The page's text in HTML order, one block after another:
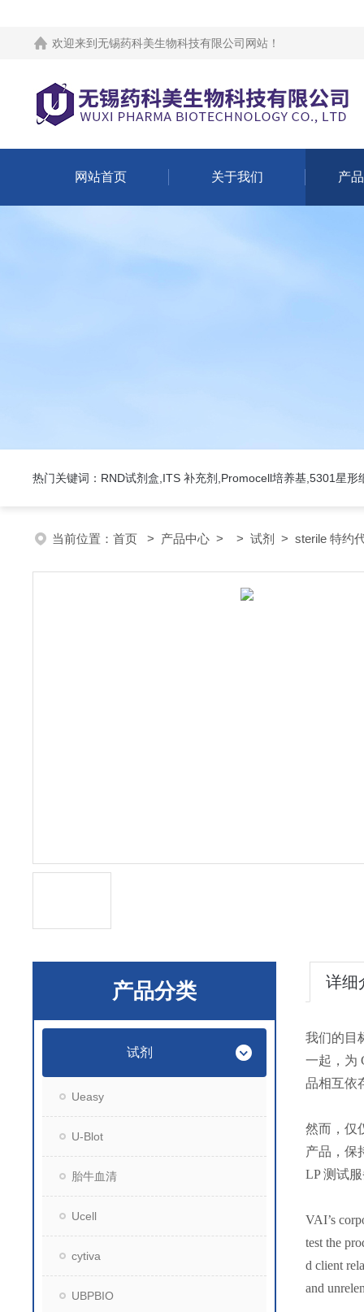
欢迎来到 无锡药科美生物科技有限公司网站 ！
网站首页 关于我们 产
热门关键词：RND试剂盒,ITS 补充剂,Promocell培养基,5301星形
当前位置： 首页 > 产品中心 > > 试剂 > sterile 特约
产品分类
试剂
Ueasy
U-Blot
胎牛血清
Ucell
cytiva
UBPBIO
详细
我们的目
一起，为
品相互依
然而，仅
产品，保
LP 测试
VAI’s
test the
d client
and